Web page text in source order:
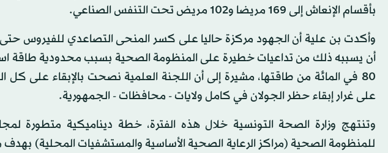
بأقسام الإنعاش إلى 169 مريضا و102 مريض تحت التنفس الصناعي.
وأكدت بن علية أن الجهود مركزة حاليا على كسر المنحى التصاعدي للفيروس حتى
أن يسببه ذلك من تداعيات خطيرة على المنظومة الصحية بسبب محدودية طاقة
80 في المائة من طاقتها، مشيرة إلى أن اللجنة العلمية نصحت بالإبقاء على كل
على غرار إبقاء حظر الجولان في كامل ولايات - محافظات - الجمهورية.
وتنتهج وزارة الصحة التونسية خلال هذه الفترة، خطة ديناميكية متطورة
للمنظومة الصحية (مراكز الرعاية الصحية الأساسية والمستشفيات المحلية)